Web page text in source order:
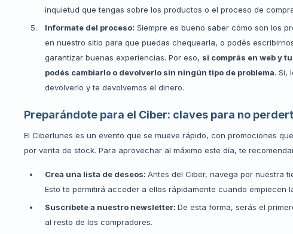
inquietud que tengas sobre los productos o el proceso de
Informate del proceso: Siempre es bueno saber cómo son los
en nuestro sitio para que puedas chequearla, o podés
garantizar buenas experiencias. Por eso, si comprás en web y
podés cambiarlo o devolverlo sin ningún tipo de problema. Sí,
devolverlo y te devolvemos el dinero.
Preparándote para el Ciber: claves para no
El Ciberlunes es un evento que se mueve rápido, con promociones
por venta de stock. Para aprovechar al máximo este día, te
Creá una lista de deseos: Antes del Ciber, navega por nuestra
Esto te permitirá acceder a ellos rápidamente cuando empiecen
Suscríbete a nuestro newsletter: De esta forma, serás el
al resto de los compradores.